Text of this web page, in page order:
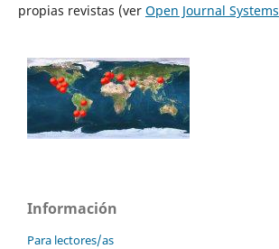
propias revistas (ver Open Journal Systems
Información
Para lectores/as